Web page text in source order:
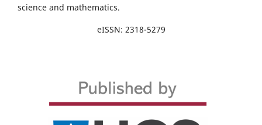
science and mathematics.
eISSN: 2318-5279